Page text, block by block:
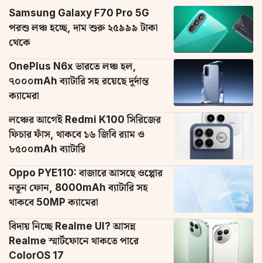
Samsung Galaxy F70 Pro 5G
পরশু লঞ্চ হচ্ছে, দাম শুরু ২৫৯৯৯ টাকা
থেকে
OnePlus N6x ভারতে লঞ্চ হল,
৭০০০mAh ব্যাটারি সহ রয়েছে দুর্দান্ত
ক্যামেরা
লঞ্চের আগেই Redmi K100 সিরিজের
ফিচার ফাঁস, থাকবে ১৬ জিবি র‌্যাম ও
৮৫০০mAh ব্যাটারি
Oppo PYE110: বাজারে আসছে ওপ্পোর
নতুন ফোন, 8000mAh ব্যাটারি সহ
থাকবে 50MP ক্যামেরা
বিদায় নিচ্ছে Realme UI? আসন্ন
Realme স্মার্টফোনে থাকতে পারে
ColorOS 17